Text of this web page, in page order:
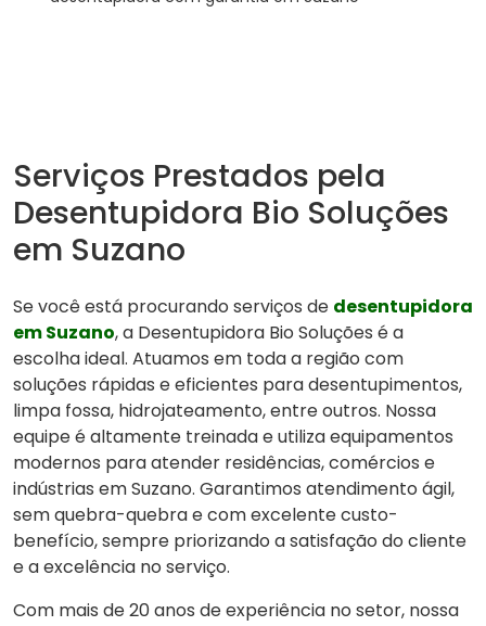
Serviços Prestados pela
Desentupidora Bio Soluções
em Suzano
Se você está procurando serviços de desentupidora
em Suzano, a Desentupidora Bio Soluções é a
escolha ideal. Atuamos em toda a região com
soluções rápidas e eficientes para desentupimentos,
limpa fossa, hidrojateamento, entre outros. Nossa
equipe é altamente treinada e utiliza equipamentos
modernos para atender residências, comércios e
indústrias em Suzano. Garantimos atendimento ágil,
sem quebra-quebra e com excelente custo-
benefício, sempre priorizando a satisfação do cliente
e a excelência no serviço.
Com mais de 20 anos de experiência no setor, nossa